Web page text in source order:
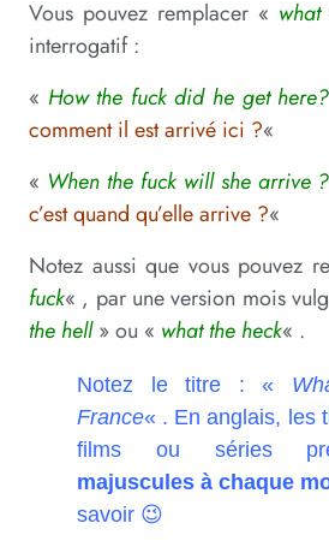
Vous pouvez remplacer « what
interrogatif :
« How the fuck did he get here?
comment il est arrivé ici ?«
« When the fuck will she arrive ?
c’est quand qu’elle arrive ?«
Notez aussi que vous pouvez
fuck« , par une version mois
the hell» ou « what the heck« .
Notez le titre : «
France« . En anglais, les
films ou séries
majuscules à chaque
savoir 😉